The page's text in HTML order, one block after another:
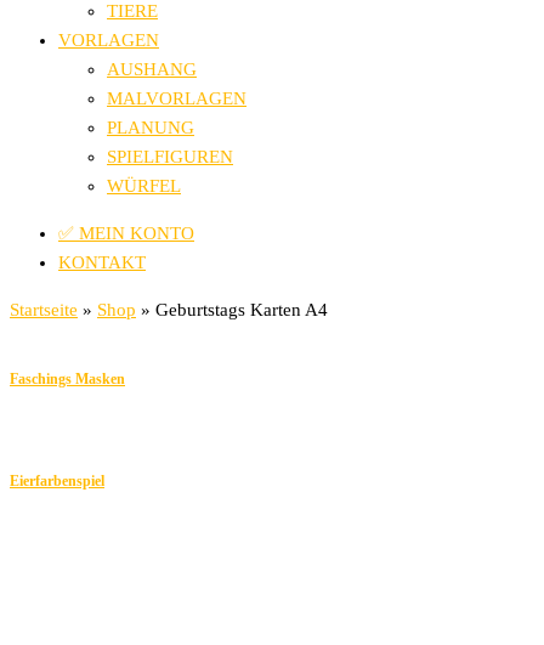
TIERE
VORLAGEN
AUSHANG
MALVORLAGEN
PLANUNG
SPIELFIGUREN
WÜRFEL
✅ MEIN KONTO
KONTAKT
Startseite » Shop » Geburtstags Karten A4
Faschings Masken
Eierfarbenspiel